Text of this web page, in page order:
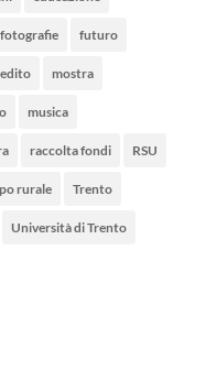
fotografie futuro
mostra
musica
raccolta fondi RSU
rurale Trento
Università di Trento